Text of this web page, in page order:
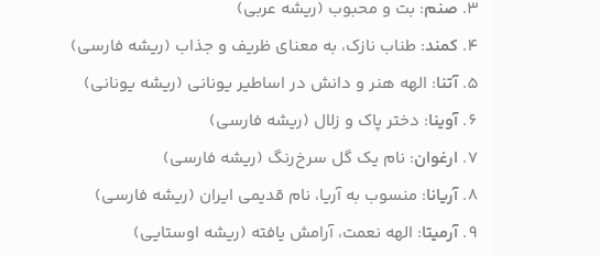
صنم: بت و محبوب (ریشه عربی)
کمند: طناب نازک، به معنای ظریف و جذاب (ریشه فارسی)
آتنا: الهه هنر و دانش در اساطیر یونانی (ریشه یونانی)
آوینا: دختر پاک و زلال (ریشه فارسی)
ارغوان: نام یک گل سرخ‌رنگ (ریشه فارسی)
آریانا: منسوب به آریا، نام قدیمی ایران (ریشه فارسی)
آرمیتا: الهه نعمت، آرامش یافته (ریشه اوستایی)